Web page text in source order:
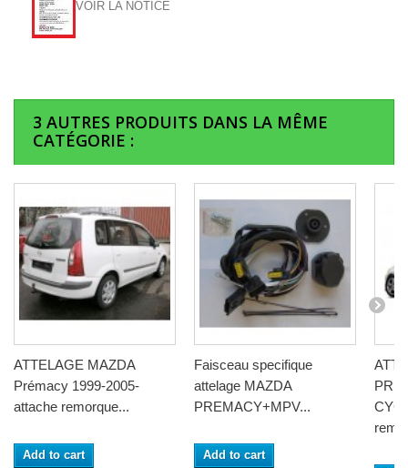
VOIR LA NOTICE
3 AUTRES PRODUITS DANS LA MÊME
CATÉGORIE :
ATTELAGE MAZDA
Prémacy 1999-2005-
attache remorque...
Add to cart
Faisceau specifique
attelage MAZDA
PREMACY+MPV...
Add to cart